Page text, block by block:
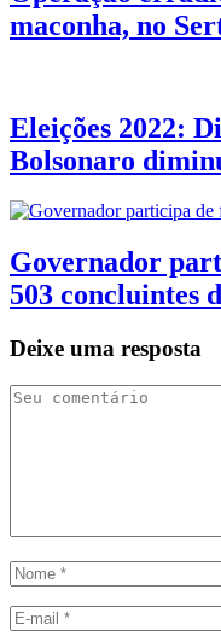
maconha, no
Eleições 2022:
Bolsonaro
Governador
503 concluintes
Deixe uma resposta